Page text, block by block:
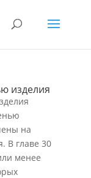
изделия
на
В главе 30
менее